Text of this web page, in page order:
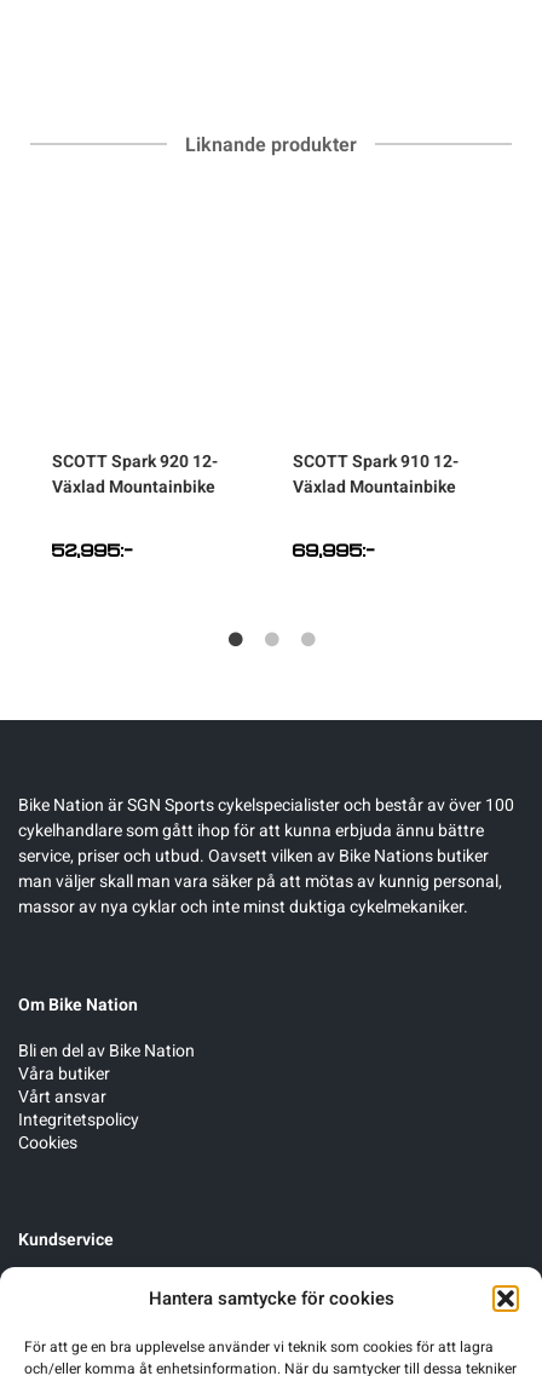
Hantera samtycke för cookies
För att ge en bra upplevelse använder vi teknik som cookies för att lagra
och/eller komma åt enhetsinformation. När du samtycker till dessa tekniker
Liknande produkter
SCOTTSpark 920 12-
Växlad Mountainbike
52,995:-
SCOTTSpark 910 12-
Växlad Mountainbike
69,995:-
Bike Nationär SGN Sports cykelspecialister och består av över 100
cykelhandlare som gått ihop för att kunna erbjuda ännu bättre
service, priser och utbud. Oavsett vilken av Bike Nations butiker
man väljer skall man vara säker på att mötas av kunnig personal,
massor av nya cyklar och inte minst duktiga cykelmekaniker.
Om Bike Nation
Bli en del av Bike Nation
Våra butiker
Vårt ansvar
Integritetspolicy
Cookies
Kundservice